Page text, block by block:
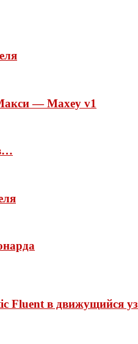
— Maxey v1
Fluent в движущийся